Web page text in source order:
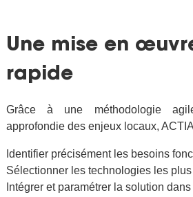
Une mise en
rapide
Grâce à une méthodologie
approfondie des enjeux locaux,
Identifier précisément les besoins
Sélectionner les technologies les
Intégrer et paramétrer la solution